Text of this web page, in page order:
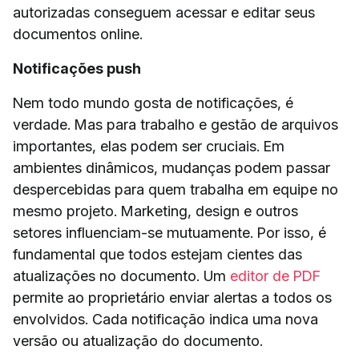
autorizadas conseguem acessar e editar seus
documentos online.
Notificações push
Nem todo mundo gosta de notificações, é
verdade. Mas para trabalho e gestão de arquivos
importantes, elas podem ser cruciais. Em
ambientes dinâmicos, mudanças podem passar
despercebidas para quem trabalha em equipe no
mesmo projeto. Marketing, design e outros
setores influenciam-se mutuamente. Por isso, é
fundamental que todos estejam cientes das
atualizações no documento. Um editor de PDF
permite ao proprietário enviar alertas a todos os
envolvidos. Cada notificação indica uma nova
versão ou atualização do documento.